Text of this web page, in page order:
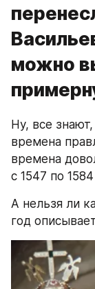
можно
Ну, все
времена
времена
с 1547 по
А нельзя ли
год